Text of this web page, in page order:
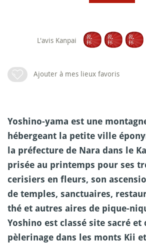
L'avis Kanpai
Ajouter à mes lieux favoris
Yoshino-yama est une
hébergeant la petite ville
la préfecture de Nara dans le
prisée au printemps pour ses
cerisiers en fleurs, son
de temples, sanctuaires,
thé et autres aires de pique-
Yoshino est classé site sacré et
pèlerinage dans les monts Kii